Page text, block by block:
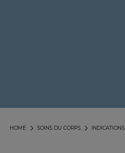
INDICATIONS
SOINS DU CORPS
HOME